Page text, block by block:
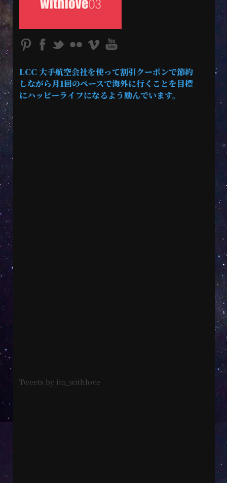
LCC 大手航空会社を使って割引クーポンで節約
しながら月1回のペースで海外に行くことを目標
にハッピーライフになるよう励んでいます。
Tweets by ito_withlove